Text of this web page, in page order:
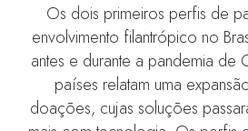
Os dois primeiros perfis de
envolvimento filantrópico no
antes e durante a pandemia de
países relatam uma
doações, cujas soluções